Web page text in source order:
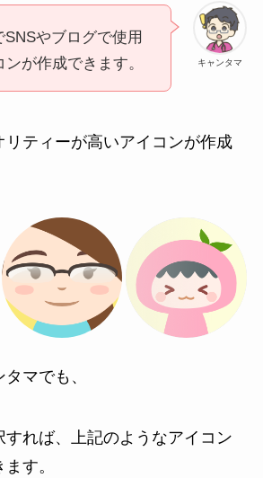
キャンタマ
SNSやブログで使用
が作成できます。
リティーが高いアイコンが作成
マでも、
すれば、上記のようなアイコン
す。